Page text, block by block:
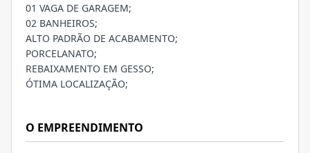
01 VAGA DE GARAGEM;
02 BANHEIROS;
ALTO PADRÃO DE ACABAMENTO;
PORCELANATO;
REBAIXAMENTO EM GESSO;
ÓTIMA LOCALIZAÇÃO;
O EMPREENDIMENTO